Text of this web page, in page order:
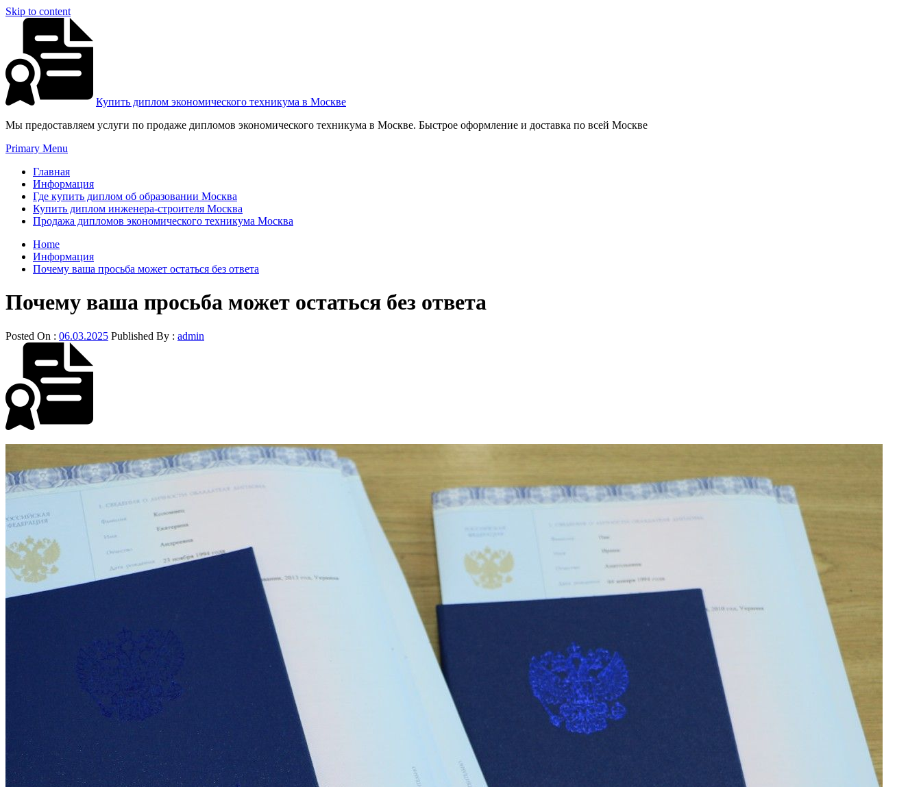
Skip to content
Купить диплом экономического техникума в Москве
Мы предоставляем услуги по продаже дипломов экономического техникума в Москве. Быстрое оформление и доставка по всей Москве
Primary Menu
Главная
Информация
Где купить диплом об образовании Москва
Купить диплом инженера-строителя Москва
Продажа дипломов экономического техникума Москва
Home
Информация
Почему ваша просьба может остаться без ответа
Почему ваша просьба может остаться без ответа
Posted On : 06.03.2025 Published By : admin